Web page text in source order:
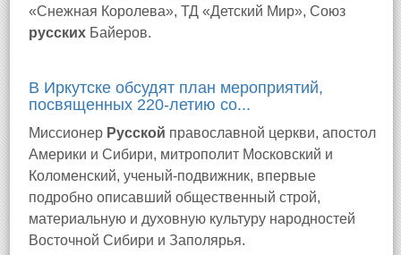
«Снежная Королева», ТД «Детский Мир», Союз
русских Байеров.
В Иркутске обсудят план мероприятий,
посвященных 220-летию со...
Миссионер Русской православной церкви, апостол
Америки и Сибири, митрополит Московский и
Коломенский, ученый-подвижник, впервые
подробно описавший общественный строй,
материальную и духовную культуру народностей
Восточной Сибири и Заполярья.